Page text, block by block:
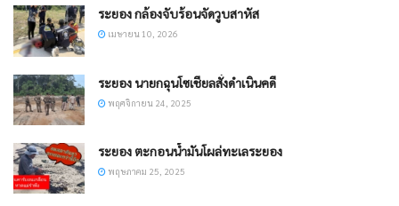
ระยอง กล้องจับร้อนจัดวูบสาหัส
เมษายน 10, 2026
ระยอง นายกฉุนโซเชียลสั่งดำเนินคดี
พฤศจิกายน 24, 2025
ระยอง ตะกอนน้ำมันโผล่ทะเลระยอง
พฤษภาคม 25, 2025